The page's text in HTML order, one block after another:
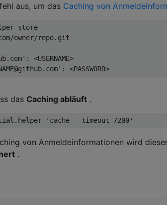
aus, um das Caching von
store
owner/repo.git
<USERNAME>
das Caching abläuft .
von Anmeldeinformationen wird
.